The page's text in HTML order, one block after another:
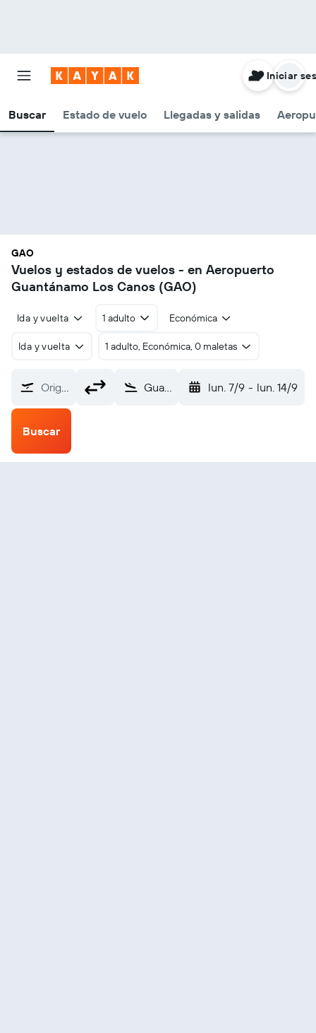
Buscar Estado de vuelo Llegadas y salidas
Iniciar
GAO
Vuelos y estados de vuelos - en Aeropuerto
Guantánamo Los Canos (GAO)
Ida y vuelta 1 adulto Económica
Ida y vuelta 1 adulto, Económica, 0 maletas
Origen Guantánamo Los Canos (GAO) lun. 7/9 - lun. 14/9
Buscar